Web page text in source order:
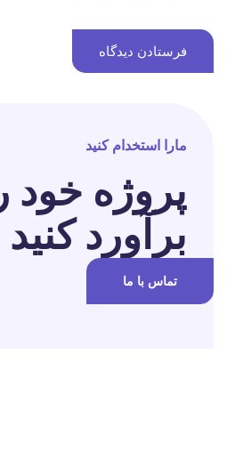
مارا استخدام کنید
پروژه خود را
برآورد کنید
تماس با ما